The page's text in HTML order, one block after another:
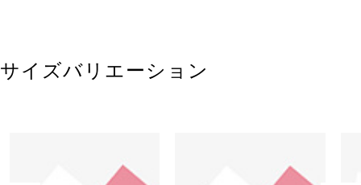
サイズバリエーション